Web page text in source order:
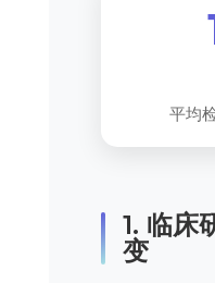
平均
1. 临床
变